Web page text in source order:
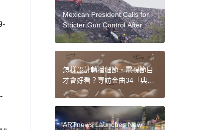
Mexican President Calls for
Stricter Gun Control After
Deadly Shooting at
怎樣設計轉播細節，電視節目
才會好看？專訪金曲34「典禮
節目包裝」野人設計共同創辦
ARTnews Launches New